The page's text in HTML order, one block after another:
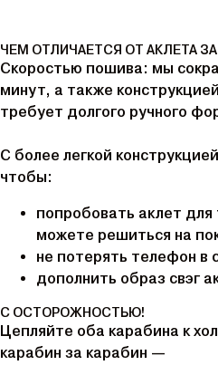
ЧЕМ ОТЛИЧАЕТСЯ ОТ АКЛЕТА ЗА
Скоростью пошива: мы
минут, а также
требует долгого ручного
С более легкой
чтобы:
попробовать аклет
можете решиться на
не потерять телефон в
дополнить образ свэг
С ОСТОРОЖНОСТЬЮ!
Цепляйте оба карабина к
карабин за карабин —